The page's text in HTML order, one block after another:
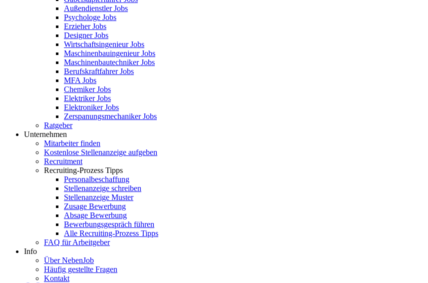
Außendienstler Jobs
Psychologe Jobs
Erzieher Jobs
Designer Jobs
Wirtschaftsingenieur Jobs
Maschinenbauingenieur Jobs
Maschinenbautechniker Jobs
Berufskraftfahrer Jobs
MFA Jobs
Chemiker Jobs
Elektriker Jobs
Elektroniker Jobs
Zerspanungsmechaniker Jobs
Ratgeber
Unternehmen
Mitarbeiter finden
Kostenlose Stellenanzeige aufgeben
Recruitment
Recruiting-Prozess Tipps
Personalbeschaffung
Stellenanzeige schreiben
Stellenanzeige Muster
Zusage Bewerbung
Absage Bewerbung
Bewerbungsgespräch führen
Alle Recruiting-Prozess Tipps
FAQ für Arbeitgeber
Info
Über NebenJob
Häufig gestellte Fragen
Kontakt